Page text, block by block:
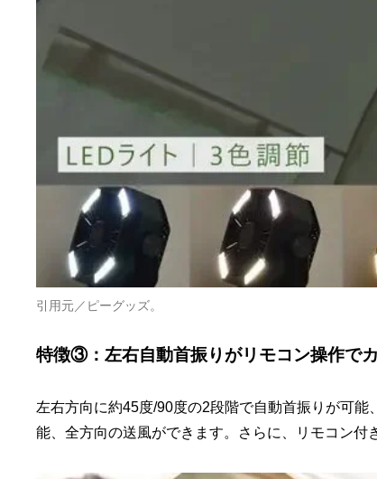
引用元／ピーグッズ。
特徴③：左右自動首振りがリモコン操作で
左右方向に約45度/90度の2段階で自動首振りが可
能、全方向の送風ができます。さらに、リモコン付